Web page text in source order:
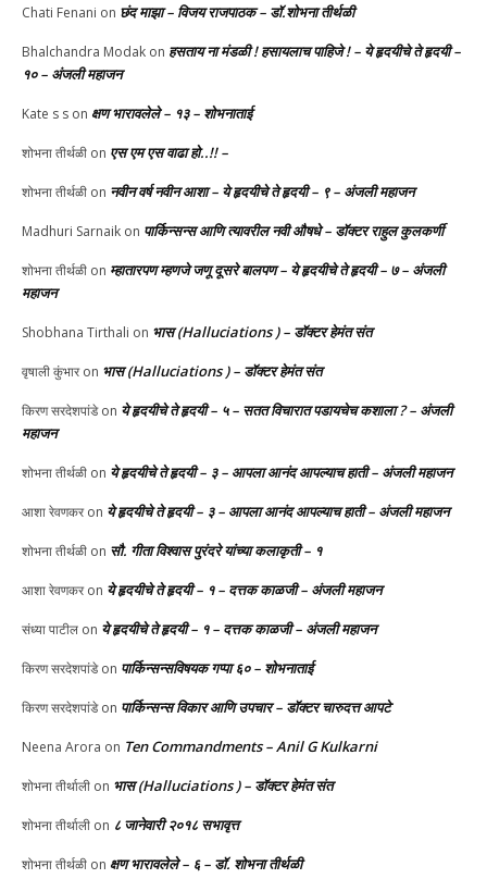
Chati Fenani on छंद माझा – विजय राजपाठक – डॉ.शोभना तीर्थळी
Bhalchandra Modak on हसताय ना मंडळी‌ ! हसायलाच पाहिजे ! – ये हृदयीचे ते हृदयी –
१० – अंजली महाजन
Kate s s on क्षण भारावलेले – १३ – शोभनाताई
शोभना तीर्थळी on एस एम एस वाढा हो..!! –
शोभना तीर्थळी on नवीन वर्ष नवीन आशा – ये हृदयीचे ते हृदयी – ९ – अंजली महाजन
Madhuri Sarnaik on पार्किन्सन्स आणि त्यावरील नवी औषधे – डॉक्टर राहुल कुलकर्णी
शोभना तीर्थळी on म्हातारपण म्हणजे जणू दूसरे बालपण – ये हृदयीचे ते हृदयी – ७ – अंजली
महाजन
Shobhana Tirthali on भास (Halluciations ) – डॉक्टर हेमंत संत
वृषाली कुंभारon भास (Halluciations ) – डॉक्टर हेमंत संत
किरण सरदेशपांडेon ये हृदयीचे ते हृदयी – ५ – सतत विचारात पडायचेच कशाला ? – अंजली
महाजन
शोभना तीर्थळी on ये हृदयीचे ते हृदयी – ३ – आपला आनंद आपल्याच हाती – अंजली महाजन
आशा रेवणकरon ये हृदयीचे ते हृदयी – ३ – आपला आनंद आपल्याच हाती – अंजली महाजन
शोभना तीर्थळी on सौ. गीता विश्वास पुरंदरे यांच्या कलाकृती – १
आशा रेवणकरon ये हृदयीचे ते हृदयी – १ – दत्तक काळजी – अंजली महाजन
संध्या पाटील on ये हृदयीचे ते हृदयी – १ – दत्तक काळजी – अंजली महाजन
किरण सरदेशपांडेon पार्किन्सन्सविषयक गप्पा ६० – शोभनाताई
किरण सरदेशपांडेon पार्किन्सन्स विकार आणि उपचार – डॉक्टर चारुदत्त आपटे
Neena Arora on Ten Commandments – Anil G Kulkarni
शोभना तीर्थाली on भास (Halluciations ) – डॉक्टर हेमंत संत
शोभना तीर्थाली on ८ जानेवारी २०१८ सभावृत्त
शोभना तीर्थळी on क्षण भारावलेले – ६ – डॉ. शोभना तीर्थळी